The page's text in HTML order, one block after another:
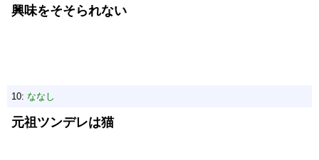
興味をそそられない
10: ななし
元祖ツンデレは猫